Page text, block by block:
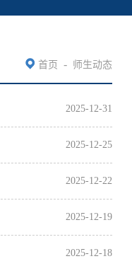
首页 - 师生动态
2025-12-31
2025-12-25
2025-12-22
2025-12-19
2025-12-18